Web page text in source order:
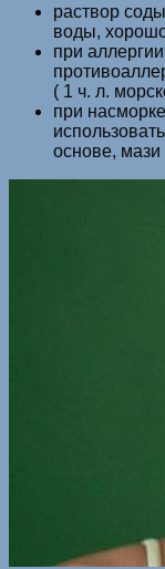
раствор
воды,
при
( 1 ч. л.
при
основе, мази